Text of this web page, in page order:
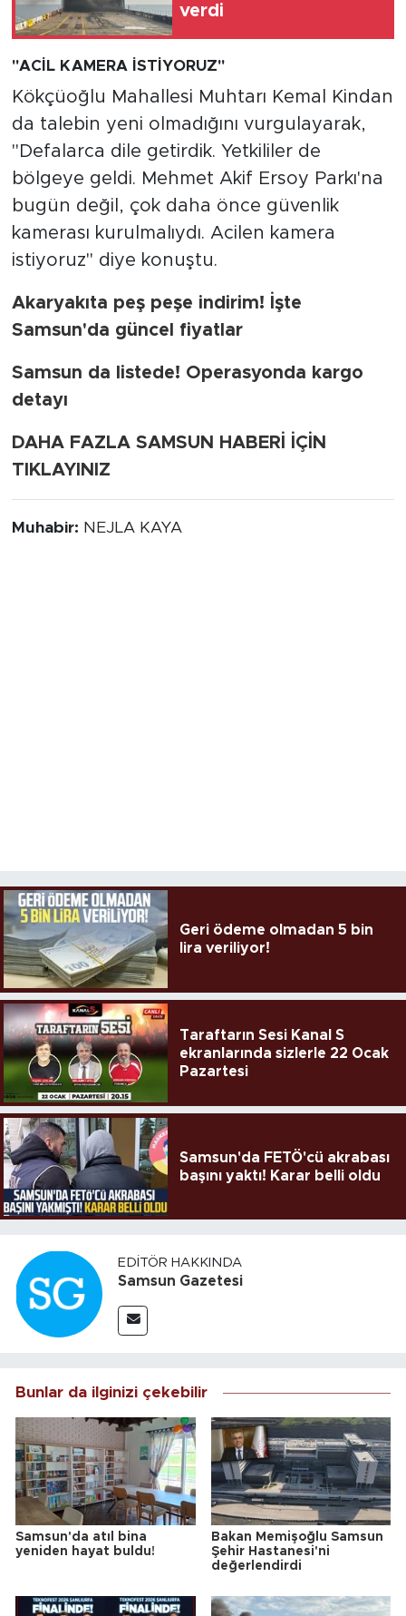
verdi
"ACİL KAMERA İSTİYORUZ"
Kökçüoğlu Mahallesi Muhtarı Kemal Kindan
da talebin yeni olmadığını vurgulayarak,
"Defalarca dile getirdik. Yetkililer de
bölgeye geldi. Mehmet Akif Ersoy Parkı'na
bugün değil, çok daha önce güvenlik
kamerası kurulmalıydı. Acilen kamera
istiyoruz" diye konuştu.
Akaryakıta peş peşe indirim! İşte
Samsun'da güncel fiyatlar
Samsun da listede! Operasyonda kargo
detayı
DAHA FAZLA SAMSUN HABERİ İÇİN
TIKLAYINIZ
Muhabir: NEJLA KAYA
Geri ödeme olmadan 5 bin
lira veriliyor!
Taraftarın Sesi Kanal S
ekranlarında sizlerle 22 Ocak
Pazartesi
Samsun'da FETÖ'cü akrabası
başını yaktı! Karar belli oldu
EDITÖR HAKKINDA
Samsun Gazetesi
Bunlar da ilginizi çekebilir
Samsun'da atıl bina
yeniden hayat buldu!
Bakan Memişoğlu Samsun
Şehir Hastanesi'ni
değerlendirdi